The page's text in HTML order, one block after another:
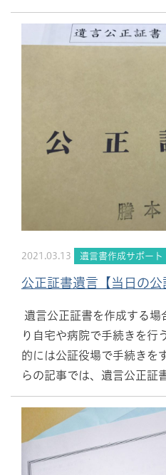
2021.03.13 遺言書作成サポート
公正証書遺言【当日の公
遺言公正証書を作成する
り自宅や病院で手続きを行
的には公証役場で手続きを
らの記事では、遺言公正証